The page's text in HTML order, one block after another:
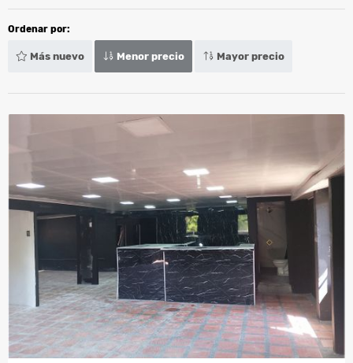
Ordenar por:
Más nuevo Menor precio Mayor precio